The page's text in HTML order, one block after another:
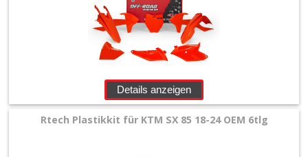
Details anzeigen
Rtech Plastikkit für KTM SX 85 18-24 OEM 6tlg